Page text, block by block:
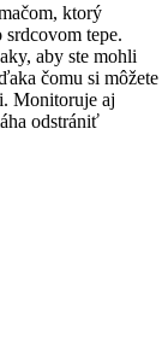
ktorý
tepe.
aby ste mohli
čomu si môžete
Monitoruje aj
odstrániť